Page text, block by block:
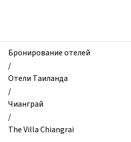
The
Villa
Chiangrai,
Чианграй,
Таиланд
Бронирование отелей
/
Отели Таиланда
/
Чианграй
/
The Villa Chiangrai